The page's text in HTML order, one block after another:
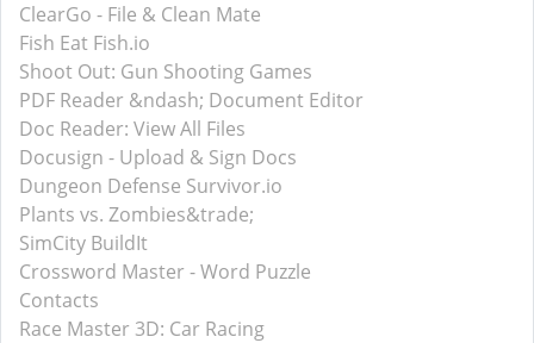
ClearGo - File & Clean Mate
Fish Eat Fish.io
Shoot Out: Gun Shooting Games
PDF Reader &ndash; Document Editor
Doc Reader: View All Files
Docusign - Upload & Sign Docs
Dungeon Defense Survivor.io
Plants vs. Zombies&trade;
SimCity BuildIt
Crossword Master - Word Puzzle
Contacts
Race Master 3D: Car Racing